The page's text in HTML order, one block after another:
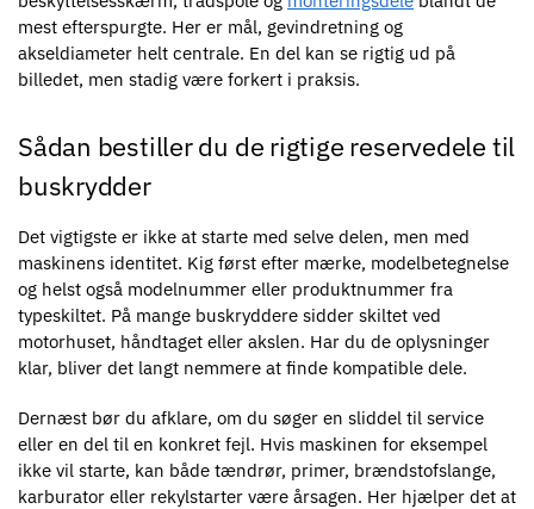
mest efterspurgte. Her er mål, gevindretning og
akseldiameter helt centrale. En del kan se rigtig ud på
billedet, men stadig være forkert i praksis.
Sådan bestiller du de rigtige reservedele til
buskrydder
Det vigtigste er ikke at starte med selve delen, men med
maskinens identitet. Kig først efter mærke, modelbetegnelse
og helst også modelnummer eller produktnummer fra
typeskiltet. På mange buskryddere sidder skiltet ved
motorhuset, håndtaget eller akslen. Har du de oplysninger
klar, bliver det langt nemmere at finde kompatible dele.
Dernæst bør du afklare, om du søger en sliddel til service
eller en del til en konkret fejl. Hvis maskinen for eksempel
ikke vil starte, kan både tændrør, primer, brændstofslange,
karburator eller rekylstarter være årsagen. Her hjælper det at